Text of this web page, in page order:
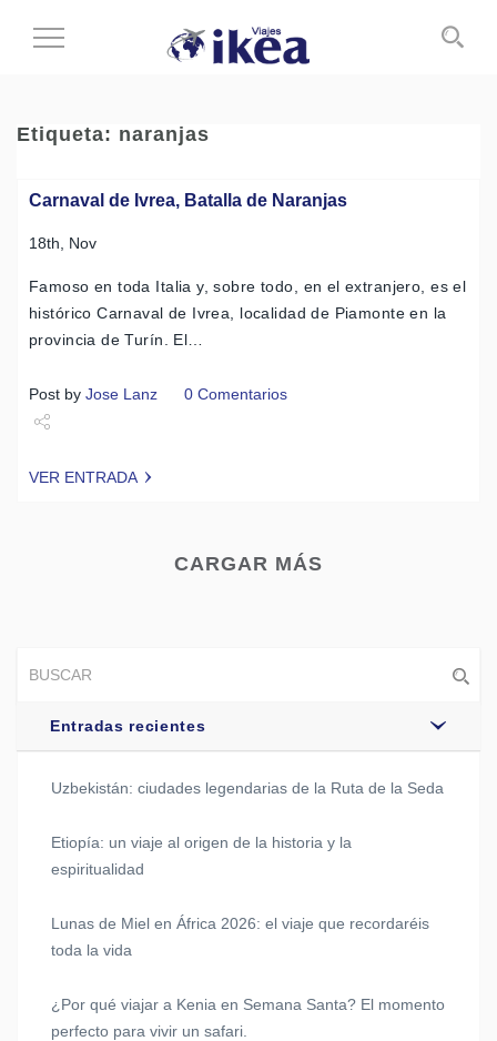
Cambiar
navegación
Etiqueta: naranjas
Carnaval de Ivrea, Batalla de Naranjas
18th, Nov
Famoso en toda Italia y, sobre todo, en el extranjero, es el
histórico Carnaval de Ivrea, localidad de Piamonte en la
provincia de Turín. El…
Post by Jose Lanz 0 Comentarios
VER ENTRADA
CARGAR MÁS
Entradas recientes
Uzbekistán: ciudades legendarias de la Ruta de la Seda
Etiopía: un viaje al origen de la historia y la
espiritualidad
Lunas de Miel en África 2026: el viaje que recordaréis
toda la vida
¿Por qué viajar a Kenia en Semana Santa? El momento
perfecto para vivir un safari.